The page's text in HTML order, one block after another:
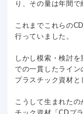
り、その量は年間で
これまでこれらの
行っていました。
しかし模索・検討
での一貫したライ
プラスチック資材と
こうして生まれた